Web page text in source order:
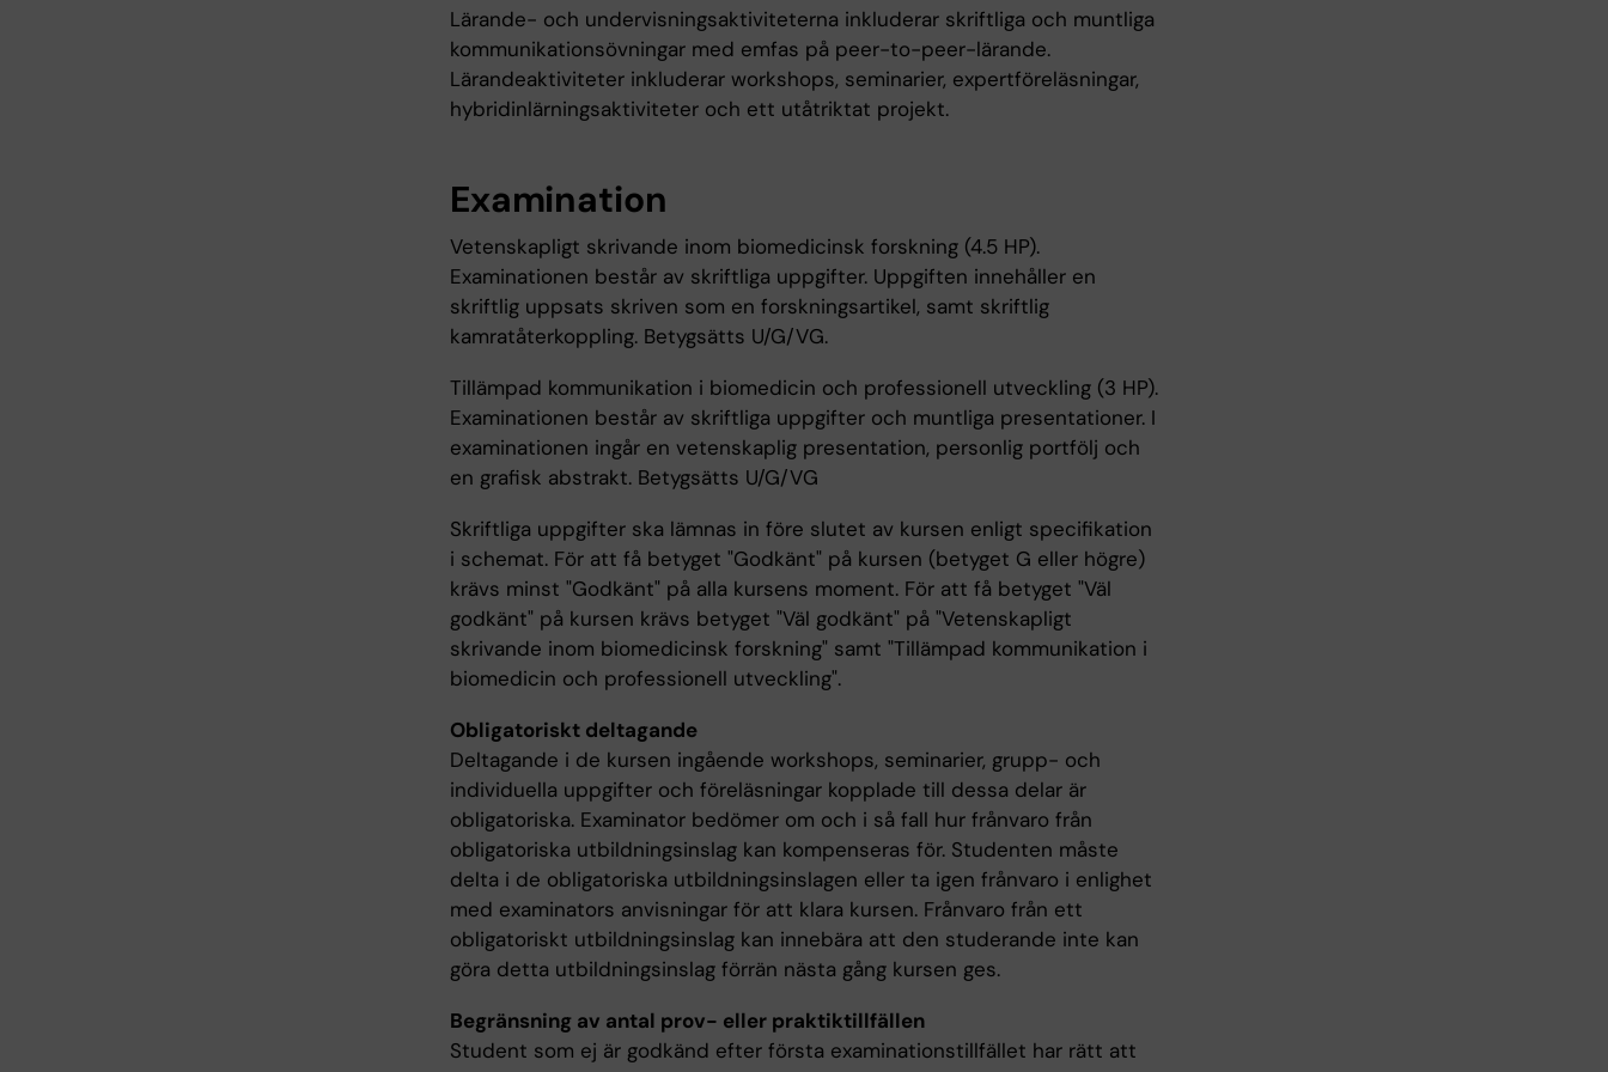
Lärande- och undervisningsaktiviteterna inkluderar skriftliga och muntliga
kommunikationsövningar med emfas på peer-to-peer-lärande.
Lärandeaktiviteter inkluderar workshops, seminarier, expertföreläsningar,
hybridinlärningsaktiviteter och ett utåtriktat projekt.
Examination
Vetenskapligt skrivande inom biomedicinsk forskning (4.5 HP).
Examinationen består av skriftliga uppgifter. Uppgiften innehåller en
skriftlig uppsats skriven som en forskningsartikel, samt skriftlig
kamratåterkoppling. Betygsätts U/G/VG.
Tillämpad kommunikation i biomedicin och professionell utveckling (3 HP).
Examinationen består av skriftliga uppgifter och muntliga presentationer. I
examinationen ingår en vetenskaplig presentation, personlig portfölj och
en grafisk abstrakt. Betygsätts U/G/VG
Skriftliga uppgifter ska lämnas in före slutet av kursen enligt specifikation
i schemat. För att få betyget "Godkänt" på kursen (betyget G eller högre)
krävs minst "Godkänt" på alla kursens moment. För att få betyget "Väl
godkänt" på kursen krävs betyget "Väl godkänt" på "Vetenskapligt
skrivande inom biomedicinsk forskning" samt "Tillämpad kommunikation i
biomedicin och professionell utveckling".
Obligatoriskt deltagande
Deltagande i de kursen ingående workshops, seminarier, grupp- och
individuella uppgifter och föreläsningar kopplade till dessa delar är
obligatoriska. Examinator bedömer om och i så fall hur frånvaro från
obligatoriska utbildningsinslag kan kompenseras för. Studenten måste
delta i de obligatoriska utbildningsinslagen eller ta igen frånvaro i enlighet
med examinators anvisningar för att klara kursen. Frånvaro från ett
obligatoriskt utbildningsinslag kan innebära att den studerande inte kan
göra detta utbildningsinslag förrän nästa gång kursen ges.
Begränsning av antal prov- eller praktiktillfällen
Student som ej är godkänd efter första examinationstillfället har rätt att